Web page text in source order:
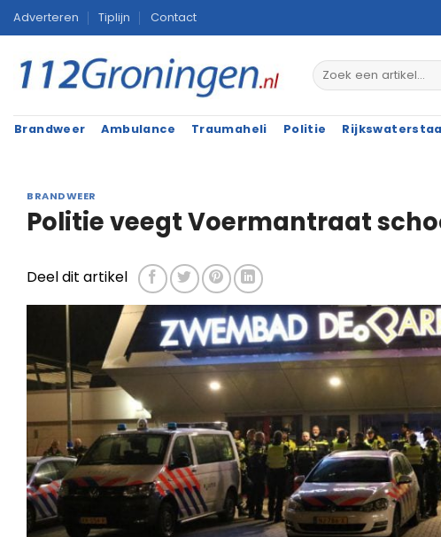
Ga
naar
inhoud
Adverteren Tiplijn Contact
Brandweer Ambulance Traumaheli Politie
BRANDWEER
Politie veegt Voermantraat
Deel dit artikel